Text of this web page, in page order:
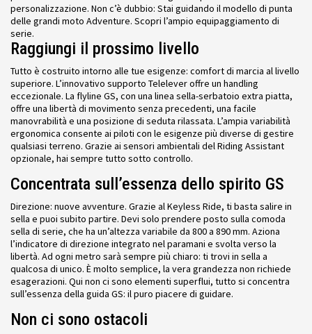
personalizzazione. Non c’è dubbio: Stai guidando il modello di punta
delle grandi moto Adventure. Scopri l’ampio equipaggiamento di
serie.
Raggiungi il prossimo livello
Tutto è costruito intorno alle tue esigenze: comfort di marcia al livello
superiore. L’innovativo supporto Telelever offre un handling
eccezionale. La flyline GS, con una linea sella-serbatoio extra piatta,
offre una libertà di movimento senza precedenti, una facile
manovrabilità e una posizione di seduta rilassata. L’ampia variabilità
ergonomica consente ai piloti con le esigenze più diverse di gestire
qualsiasi terreno. Grazie ai sensori ambientali del Riding Assistant
opzionale, hai sempre tutto sotto controllo.
Concentrata sull’essenza dello spirito GS
Direzione: nuove avventure. Grazie al Keyless Ride, ti basta salire in
sella e puoi subito partire. Devi solo prendere posto sulla comoda
sella di serie, che ha un’altezza variabile da 800 a 890 mm. Aziona
l’indicatore di direzione integrato nel paramani e svolta verso la
libertà. Ad ogni metro sarà sempre più chiaro: ti trovi in sella a
qualcosa di unico. È molto semplice, la vera grandezza non richiede
esagerazioni. Qui non ci sono elementi superflui, tutto si concentra
sull’essenza della guida GS: il puro piacere di guidare.
Non ci sono ostacoli